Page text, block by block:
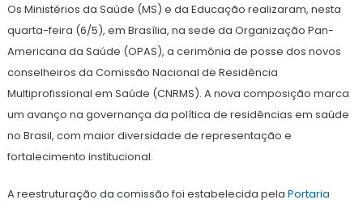
Os Ministérios da Saúde (MS) e da Educação realizaram, nesta
quarta-feira (6/5), em Brasília, na sede da Organização Pan-
Americana da Saúde (OPAS), a cerimônia de posse dos novos
conselheiros da Comissão Nacional de Residência
Multiprofissional em Saúde (CNRMS). A nova composição marca
um avanço na governança da política de residências em saúde
no Brasil, com maior diversidade de representação e
fortalecimento institucional.
A reestruturação da comissão foi estabelecida pela Portaria